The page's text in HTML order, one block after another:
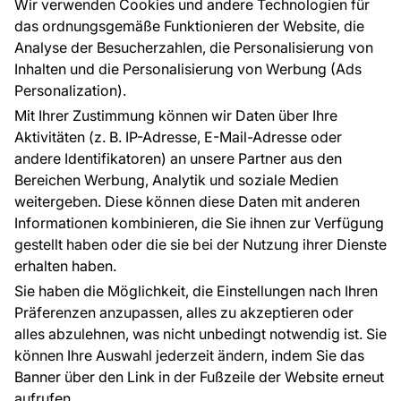
Wir verwenden Cookies und andere Technologien für
das ordnungsgemäße Funktionieren der Website, die
Analyse der Besucherzahlen, die Personalisierung von
Inhalten und die Personalisierung von Werbung (Ads
Personalization).
Mit Ihrer Zustimmung können wir Daten über Ihre
Aktivitäten (z. B. IP-Adresse, E-Mail-Adresse oder
andere Identifikatoren) an unsere Partner aus den
Bereichen Werbung, Analytik und soziale Medien
weitergeben. Diese können diese Daten mit anderen
Informationen kombinieren, die Sie ihnen zur Verfügung
gestellt haben oder die sie bei der Nutzung ihrer Dienste
erhalten haben.
Sie haben die Möglichkeit, die Einstellungen nach Ihren
Präferenzen anzupassen, alles zu akzeptieren oder
alles abzulehnen, was nicht unbedingt notwendig ist. Sie
können Ihre Auswahl jederzeit ändern, indem Sie das
Banner über den Link in der Fußzeile der Website erneut
Raumvisualisierung
FÜR SIE
Blog
EU-Projekte
Ratschläge und Tipps
FAQ
ÜBER DAS UNTERNEHMEN
Kontakt
Haben Sie Fragen? Wir helfen Ihnen gerne weiter
und beraten Sie persönlich.
+49 781 95633072
service@tapeteneshop.de